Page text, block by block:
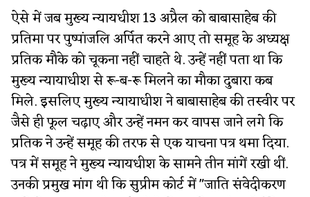
ऐसे में जब मुख्य न्यायधीश 13 अप्रैल को बाबासाहेब की
प्रतिमा पर पुष्पांजलि अर्पित करने आए तो समूह के अध्यक्ष
प्रतिक मौके को चूकना नहीं चाहते थे. उन्हें नहीं पता था कि
मुख्य न्यायाधीश से रू-ब-रू मिलने का मौका दुबारा कब
मिले. इसलिए मुख्य न्यायाधीश ने बाबासाहेब की तस्वीर पर
जैसे ही फूल चढ़ाए और उन्हें नमन कर वापस जाने लगे कि
प्रतिक ने उन्हें समूह की तरफ से एक याचना पत्र थमा दिया.
पत्र में समूह ने मुख्य न्यायधीश के सामने तीन मांगें रखी थीं.
उनकी प्रमुख मांग थी कि सुप्रीम कोर्ट में "जाति संवेदीकरण